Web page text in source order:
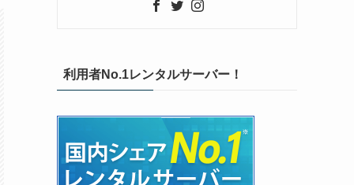
利用者No.1レンタルサーバー！